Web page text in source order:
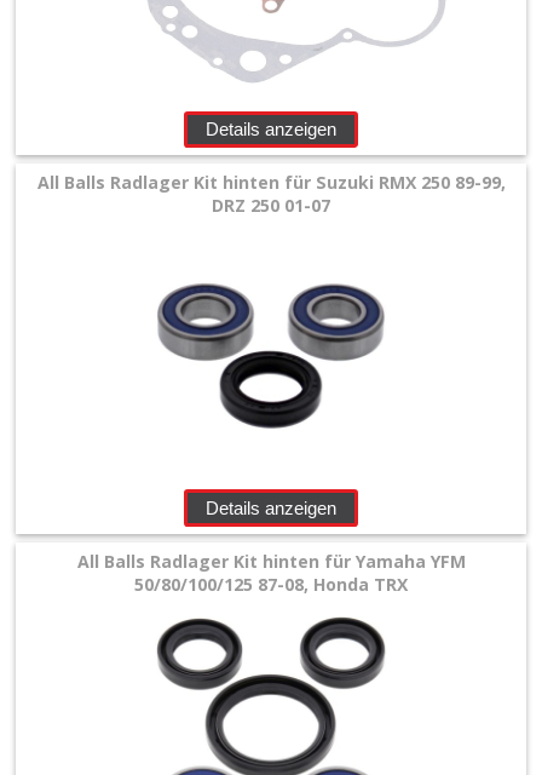
Details anzeigen
All Balls Radlager Kit hinten für Suzuki RMX 250 89-99,
DRZ 250 01-07
Details anzeigen
All Balls Radlager Kit hinten für Yamaha YFM
50/80/100/125 87-08, Honda TRX